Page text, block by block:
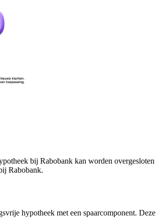
bij Rabobank kan worden overgesloten
Rabobank.
hypotheek met een spaarcomponent. Deze